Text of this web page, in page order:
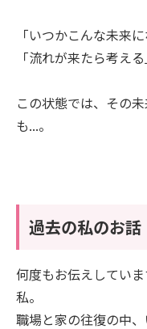
「いつかこんな未来に
「流れが来たら考える
この状態では、その
も...。
過去の私のお話
何度もお伝えしてい
私。
職場と家の往復の中